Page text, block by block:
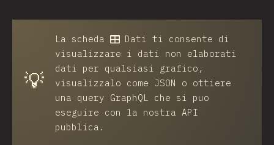
💡
La scheda Dati ti consente di
visualizzare i dati non elaborati
dati per qualsiasi grafico,
visualizzalo come JSON o ottiere
una query GraphQL che si puo
eseguire con la nostra API
pubblica.